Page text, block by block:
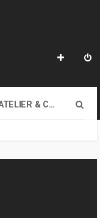
ATELIER & CRÉATION
h